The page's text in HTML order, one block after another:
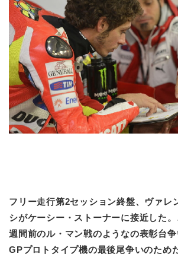
フリー走行第2セッション終盤、ヴァレ
シがケーシー・ストーナーに接近した
週間前のル・マン戦のようなの表彰台
GPプロトタイプ機の最後尾争いのため